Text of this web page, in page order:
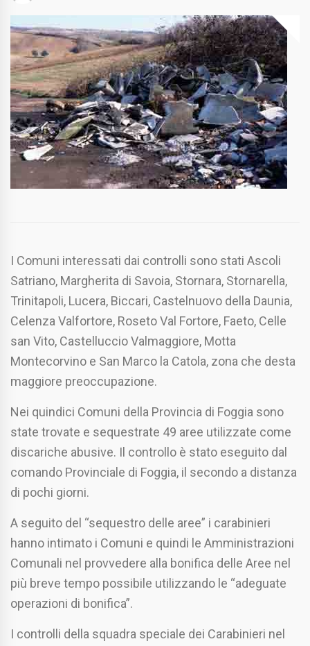
I Comuni interessati dai controlli sono stati Ascoli
Satriano, Margherita di Savoia, Stornara, Stornarella,
Trinitapoli, Lucera, Biccari, Castelnuovo della Daunia,
Celenza Valfortore, Roseto Val Fortore, Faeto, Celle
san Vito, Castelluccio Valmaggiore, Motta
Montecorvino e San Marco la Catola, zona che desta
maggiore preoccupazione.
Nei quindici Comuni della Provincia di Foggia sono
state trovate e sequestrate 49 aree utilizzate come
discariche abusive. Il controllo è stato eseguito dal
comando Provinciale di Foggia, il secondo a distanza
di pochi giorni.
A seguito del “sequestro delle aree” i carabinieri
hanno intimato i Comuni e quindi le Amministrazioni
Comunali nel provvedere alla bonifica delle Aree nel
più breve tempo possibile utilizzando le “adeguate
operazioni di bonifica”.
I controlli della squadra speciale dei Carabinieri nel